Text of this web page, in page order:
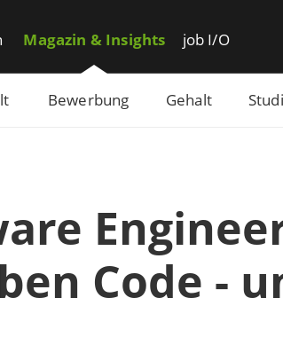
Magazin & Insights
Bewerbung Gehalt
job I/O
Code -